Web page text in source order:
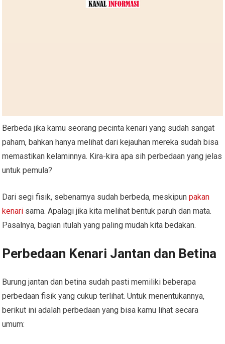
Berbeda jika kamu seorang pecinta kenari yang sudah sangat
paham, bahkan hanya melihat dari kejauhan mereka sudah bisa
memastikan kelaminnya. Kira-kira apa sih perbedaan yang jelas
untuk pemula?
Dari segi fisik, sebenarnya sudah berbeda, meskipunpakan
kenari sama. Apalagi jika kita melihat bentuk paruh dan mata.
Pasalnya, bagian itulah yang paling mudah kita bedakan.
Perbedaan Kenari Jantan dan Betina
Burung jantan dan betina sudah pasti memiliki beberapa
perbedaan fisik yang cukup terlihat. Untuk menentukannya,
berikut ini adalah perbedaan yang bisa kamu lihat secara
umum: